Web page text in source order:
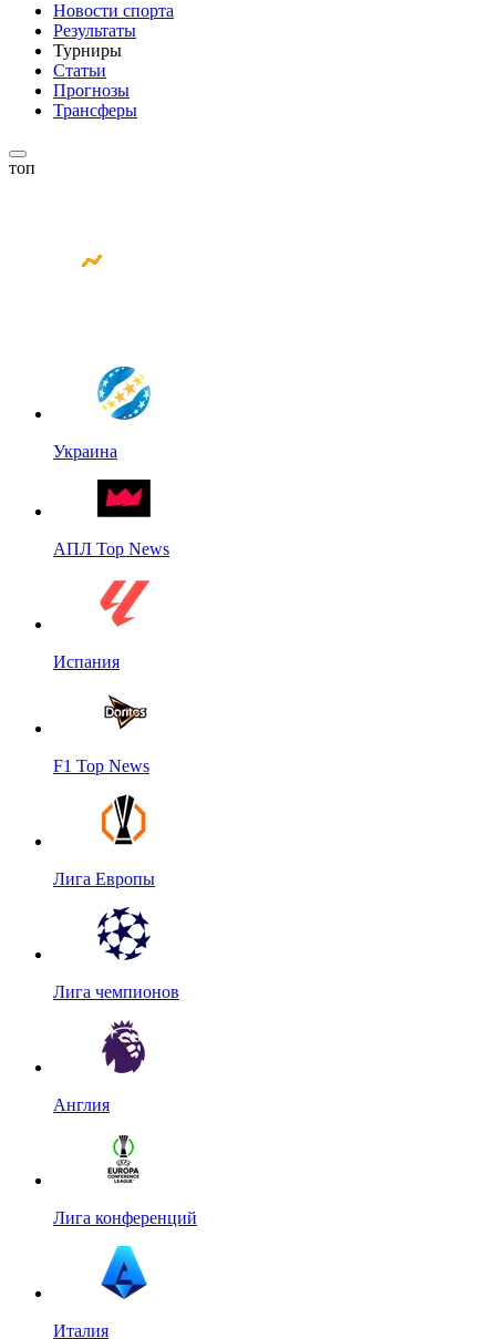
Новости спорта
Результаты
Турниры
Статьи
Прогнозы
Трансферы
топ
Украина
АПЛ Top News
Испания
F1 Top News
Лига Европы
Лига чемпионов
Англия
Лига конференций
Италия